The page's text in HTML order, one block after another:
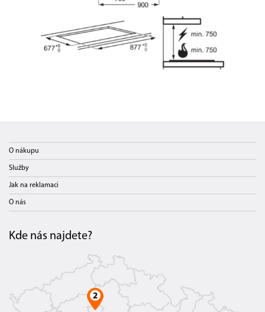
O nákupu
Služby
Jak na reklamaci
O nás
Kde nás najdete?